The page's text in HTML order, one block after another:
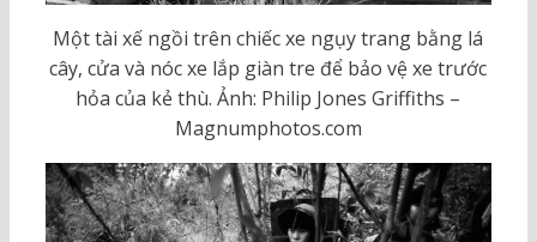
Một tài xế ngồi trên chiếc xe ngụy trang bằng lá
cây, cửa và nóc xe lắp giàn tre để bảo vệ xe trước
hỏa của kẻ thù. Ảnh: Philip Jones Griffiths –
Magnumphotos.com